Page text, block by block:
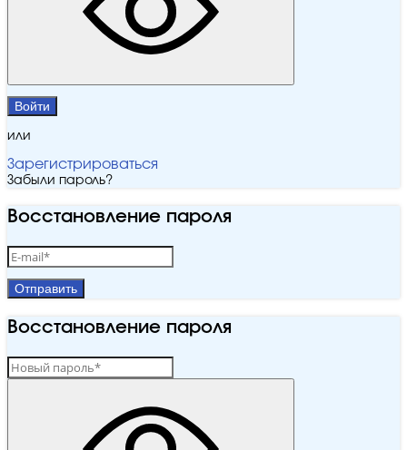
Войти
или
Зарегистрироваться
Забыли пароль?
Восстановление пароля
Отправить
Восстановление пароля